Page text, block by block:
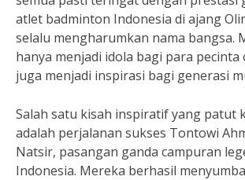
atlet badminton Indonesia di ajang
selalu mengharumkan nama bangsa.
hanya menjadi idola bagi para
juga menjadi inspirasi bagi generasi
Salah satu kisah inspiratif yang patut
adalah perjalanan sukses Tontowi
Natsir, pasangan ganda campuran
Indonesia. Mereka berhasil